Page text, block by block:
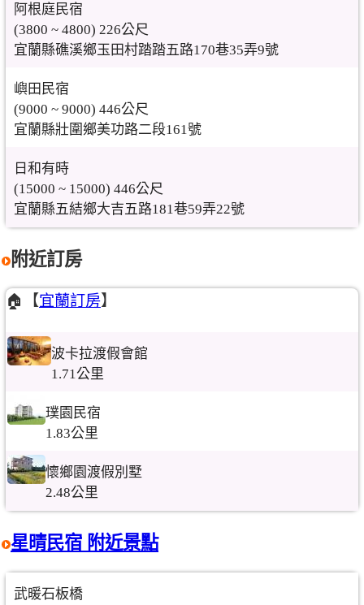
阿根庭民宿
(3800 ~ 4800) 226公尺
宜蘭縣礁溪鄉玉田村踏踏五路170巷35弄9號
嶼田民宿
(9000 ~ 9000) 446公尺
宜蘭縣壯圍鄉美功路二段161號
日和有時
(15000 ~ 15000) 446公尺
宜蘭縣五結鄉大吉五路181巷59弄22號
附近訂房
🏠【宜蘭訂房】
波卡拉渡假會館
1.71公里
璞園民宿
1.83公里
懷鄉園渡假別墅
2.48公里
星晴民宿 附近景點
武暖石板橋